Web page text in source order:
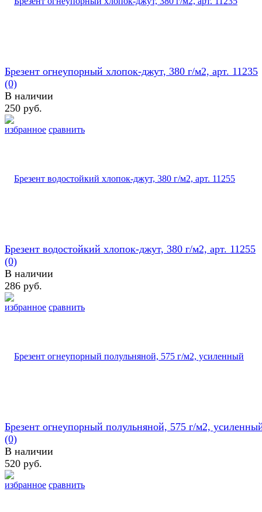
избранное сравнить
Брезент огнеупорный хлопок-джут, 380 г/м2, арт. 11235
(0)
В наличии
250 руб.
избранное сравнить
Брезент водостойкий хлопок-джут, 380 г/м2, арт. 11255
(0)
В наличии
286 руб.
избранное сравнить
Брезент огнеупорный полульняной, 575 г/м2,
(0)
В наличии
520 руб.